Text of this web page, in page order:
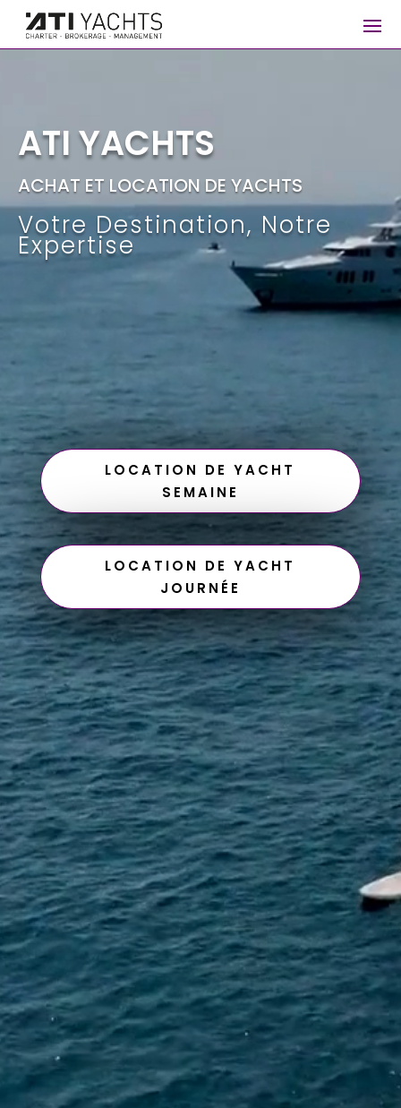
ATI YACHTS
ACHAT ET LOCATION DE YACHTS
Votre Destination, Notre
Expertise
LOCATION DE YACHT
SEMAINE
LOCATION DE YACHT
JOURNÉE